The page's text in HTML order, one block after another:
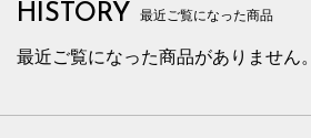
HISTORY 最近ご覧になった商品
最近ご覧になった商品がありません。